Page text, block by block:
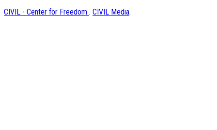
CIVIL - Center for Freedom . CIVIL Media.